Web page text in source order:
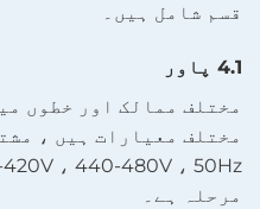
قسم شامل ہیں۔
4.1 پاور
مختلف ممالک اور خطوں
مرحلہ ہے۔